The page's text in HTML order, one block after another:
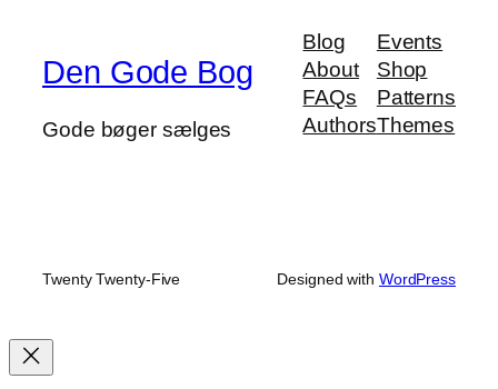
Den Gode Bog
Gode bøger sælges
Blog
About
FAQs
Authors
Events
Shop
Patterns
Themes
Twenty Twenty-Five Designed with WordPress